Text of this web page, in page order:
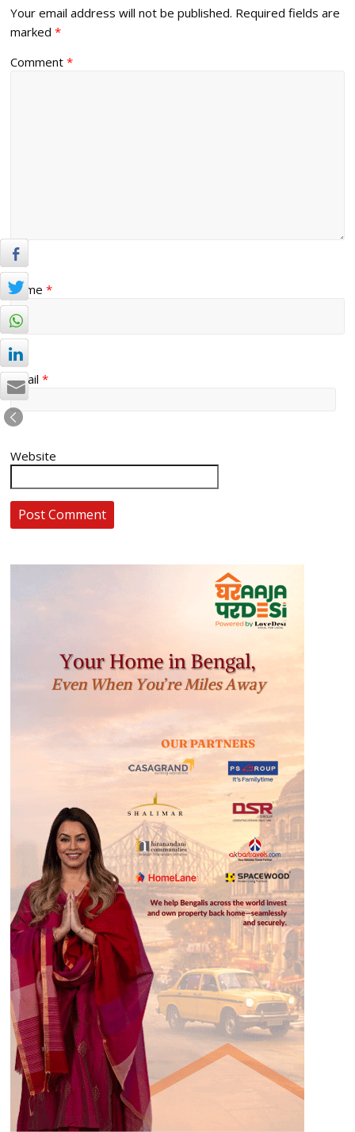
Your email address will not be published. Required fields are
marked*
Comment*
Name*
Email*
Website